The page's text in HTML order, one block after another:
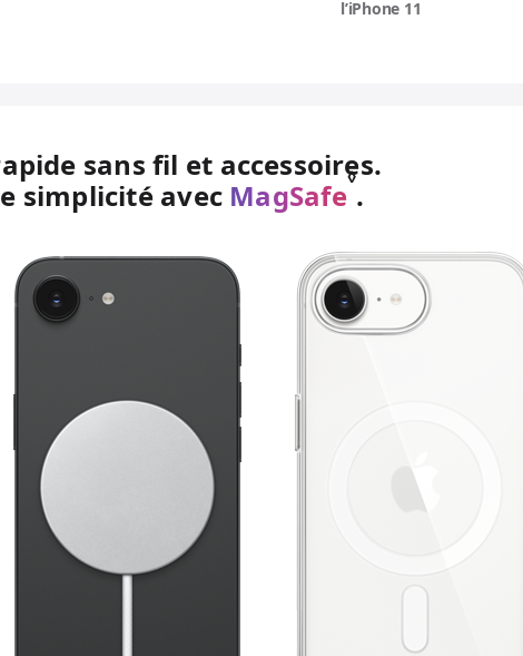
l’iPhone 11
sans fil et accessoires.
simplicité avec MagSafe
◊
.